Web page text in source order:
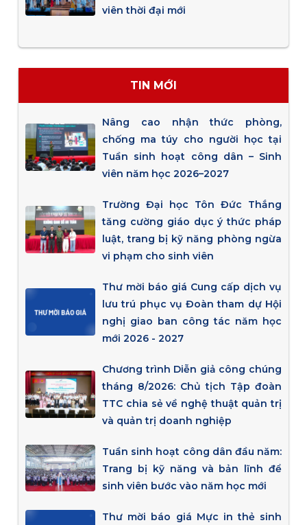
viên thời đại mới
TIN MỚI
Nâng cao nhận thức phòng,
chống ma túy cho người học tại
Tuần sinh hoạt công dân – Sinh
viên năm học 2026–2027
Trường Đại học Tôn Đức Thắng
tăng cường giáo dục ý thức pháp
luật, trang bị kỹ năng phòng ngừa
vi phạm cho sinh viên
Thư mời báo giá Cung cấp dịch vụ
lưu trú phục vụ Đoàn tham dự Hội
nghị giao ban công tác năm học
mới 2026 - 2027
Chương trình Diễn giả công chúng
tháng 8/2026: Chủ tịch Tập đoàn
TTC chia sẻ về nghệ thuật quản trị
và quản trị doanh nghiệp
Tuần sinh hoạt công dân đầu năm:
Trang bị kỹ năng và bản lĩnh để
sinh viên bước vào năm học mới
Thư mời báo giá Mực in thẻ sinh